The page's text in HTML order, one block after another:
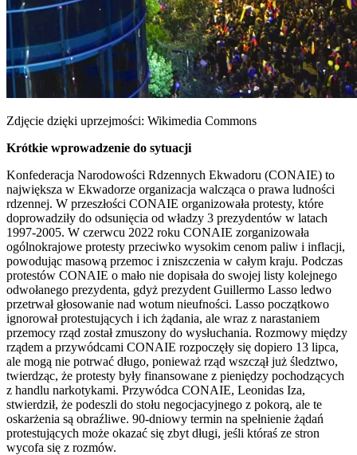
Zdjęcie dzięki uprzejmości: Wikimedia Commons
Krótkie wprowadzenie do sytuacji
Konfederacja Narodowości Rdzennych Ekwadoru (CONAIE) to
największa w Ekwadorze organizacja walcząca o prawa ludności
rdzennej. W przeszłości CONAIE organizowała protesty, które
doprowadziły do odsunięcia od władzy 3 prezydentów w latach
1997-2005. W czerwcu 2022 roku CONAIE zorganizowała
ogólnokrajowe protesty przeciwko wysokim cenom paliw i inflacji,
powodując masową przemoc i zniszczenia w całym kraju. Podczas
protestów CONAIE o mało nie dopisała do swojej listy kolejnego
odwołanego prezydenta, gdyż prezydent Guillermo Lasso ledwo
przetrwał głosowanie nad wotum nieufności. Lasso początkowo
ignorował protestujących i ich żądania, ale wraz z narastaniem
przemocy rząd został zmuszony do wysłuchania. Rozmowy między
rządem a przywódcami CONAIE rozpoczęły się dopiero 13 lipca,
ale mogą nie potrwać długo, ponieważ rząd wszczął już śledztwo,
twierdząc, że protesty były finansowane z pieniędzy pochodzących
z handlu narkotykami. Przywódca CONAIE, Leonidas Iza,
stwierdził, że podeszli do stołu negocjacyjnego z pokorą, ale te
oskarżenia są obraźliwe. 90-dniowy termin na spełnienie żądań
protestujących może okazać się zbyt długi, jeśli któraś ze stron
wycofa się z rozmów.